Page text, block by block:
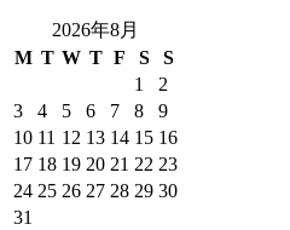
2026年8月
M T W T F S
S
1
2
3
4 5 6 7 8
9
10 11 12 13 14 15 16
17 18 19 20 21 22 23
24 25 26 27 28 29 30
31